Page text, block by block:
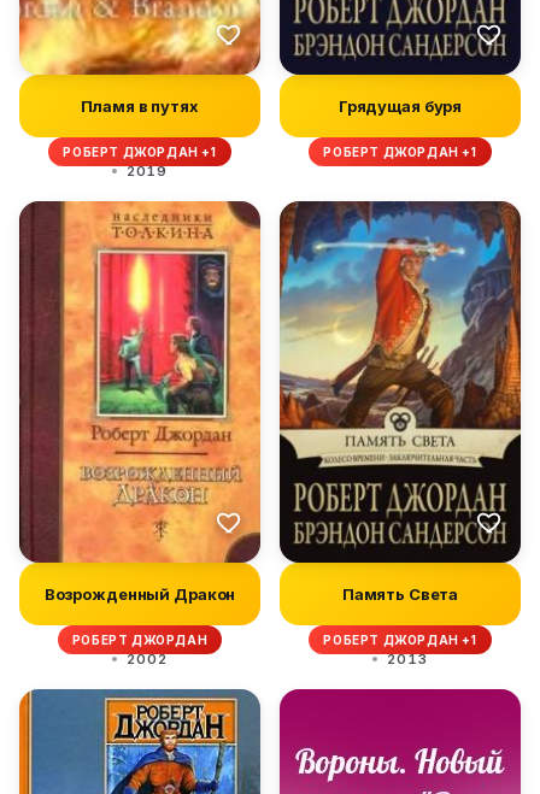
Пламя в путях
РОБЕРТ ДЖОРДАН +1
2019
Грядущая буря
РОБЕРТ ДЖОРДАН +1
Возрожденный Дракон
РОБЕРТ ДЖОРДАН
2002
Память Света
РОБЕРТ ДЖОРДАН +1
2013